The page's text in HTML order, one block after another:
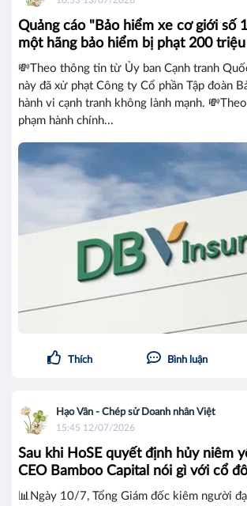
Quảng cáo "Bảo hiểm xe cơ giới số
một hãng bảo hiểm bị phạt 200
💸Theo thông tin từ Ủy ban Cạnh tranh
này đã xử phạt Công ty Cổ phần Tập đoàn
hành vi cạnh tranh không lành mạnh.
phạm hành chính...
Thích Bình luận
Hạo Vân - Chép sử Doanh nhân Việt
15:45 12/07/2026
Sau khi HoSE quyết định hủy niêm
CEO Bamboo Capital nói gì với cổ
📊Ngày 10/7, Tổng Giám đốc kiêm người